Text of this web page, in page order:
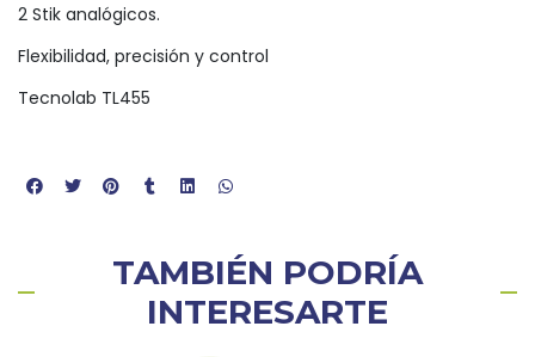
2 Stik analógicos.
Flexibilidad, precisión y control
Tecnolab TL455
TAMBIÉN PODRÍA
INTERESARTE